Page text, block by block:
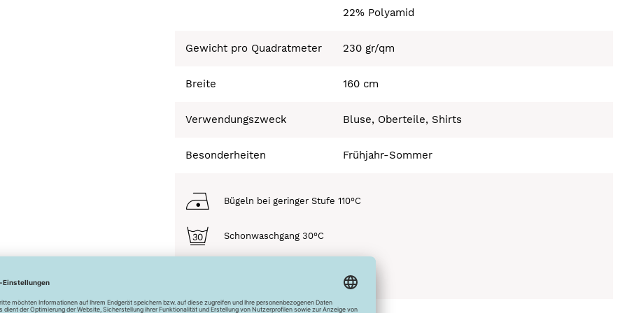
22% Polyamid
Gewicht pro Quadratmeter 230 gr/qm
Breite 160 cm
Verwendungszweck Bluse, Oberteile, Shirts
Besonderheiten Frühjahr-Sommer
Bügeln bei geringer Stufe 110°C
Schonwaschgang 30°C